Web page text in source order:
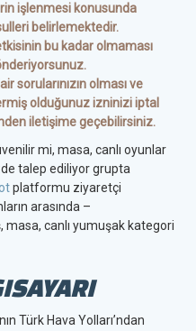
işlenmesi konusunda
belirlemektedir.
bu kadar olmaması
sorularınızın olması ve
olduğunuz izninizi iptal
iletişime geçebilirsiniz.
mi, masa, canlı oyunlar
talep ediliyor grupta
platformu ziyaretçi
arasında –
canlı yumuşak kategori
Türk Hava Yolları’ndan